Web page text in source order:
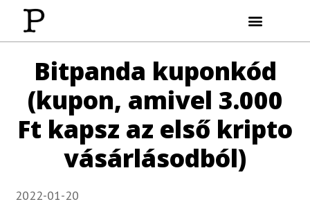
Bitpanda kuponkód
(kupon, amivel 3.000
Ft kapsz az első kripto
vásárlásodból)
2022-01-20